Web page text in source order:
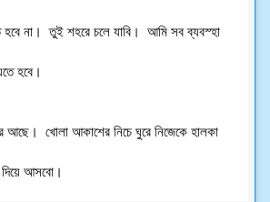
না।  তুই শহরে চলে যাবি।  আমি সব ব্যবস্হা
হবে।
আছে।  খোলা আকাশের নিচে ঘুরে নিজেকে হালকা
আসবো।